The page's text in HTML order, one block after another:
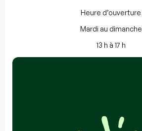
Heure d’ouverture
Mardi au dimanche
13 h à 17 h